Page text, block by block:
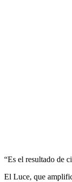
“Es el resultado de
El Luce, que